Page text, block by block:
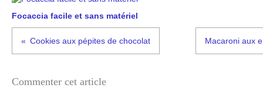
Focaccia facile et sans matériel
Cookies aux pépites de chocolat Macaroni aux
Commenter cet article